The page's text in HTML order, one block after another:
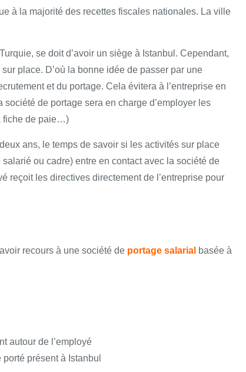
à la majorité des recettes fiscales nationales. La ville
se doit d’avoir un siège à Istanbul. Cependant,
place. D’où la bonne idée de passer par une
et du portage. Cela évitera à l’entreprise en
de portage sera en charge d’employer les
fiche de paie…)
ans, le temps de savoir si les activités sur place
ou cadre) entre en contact avec la société de
reçoit les directives directement de l’entreprise pour
recours à une société de portage salarial basée à
autour de l’employé
présent à Istanbul